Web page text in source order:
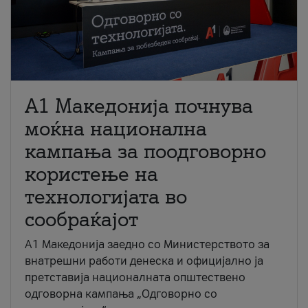
A1 Македонија почнува
моќна национална
кампања за поодговорно
користење на
технологијата во
сообраќајот
A1 Македонија заедно со Министерството за
внатрешни работи денеска и официјално ја
претставија националната општествено
одговорна кампања „Одговорно со